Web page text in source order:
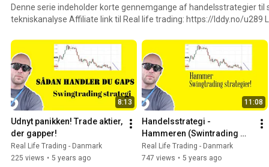
Denne serie indeholder korte gennemgange af handelsstrategier
tekniskanalyse Affiliate link til Real life trading: https://lddy.no/u289 Link til den ugentlige aktie
Link til Begynderkursus i tekniskanalyse: https://youtube.com/
list=PLUvBVKXXAMnsWW4N3NkWijpX-UvZe16aG Denne serie er til informationsbrug. Der tages
ikke ansvar for tab som er opnået på baggrund af anvendelse af
8:13
Udnyt panikken! Trade aktier,
der gapper!
Real Life Trading - Danmark
225 views • 5 years ago
11:08
Handelsstrategi -
Hammeren (Swintrading
med aktier) 2021
Real Life Trading - Danmark
747 views • 5 years ago